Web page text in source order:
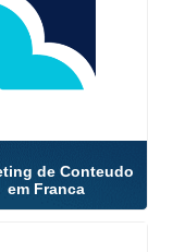
de Conteudo
em Franca